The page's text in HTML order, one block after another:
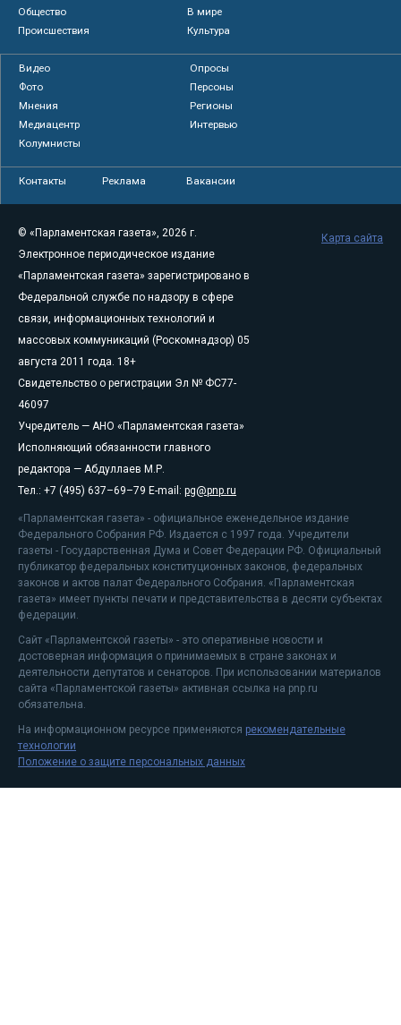
Общество
В мире
Происшествия
Культура
Видео
Опросы
Фото
Персоны
Мнения
Регионы
Медиацентр
Интервью
Колумнисты
Контакты Реклама Вакансии
© «Парламентская газета», 2026 г.
Электронное периодическое издание
«Парламентская газета» зарегистрировано в
Федеральной службе по надзору в сфере
связи, информационных технологий и
массовых коммуникаций (Роскомнадзор) 05
августа 2011 года. 18+
Свидетельство о регистрации Эл № ФС77-
46097
Учредитель — АНО «Парламентская газета»
Исполняющий обязанности главного
редактора — Абдуллаев М.Р.
Тел.: +7 (495) 637–69–79 E-mail: pg@pnp.ru
«Парламентская газета» - официальное еженедельное издание
Федерального Собрания РФ. Издается с 1997 года. Учредители
газеты - Государственная Дума и Совет Федерации РФ. Официальный
публикатор федеральных конституционных законов, федеральных
законов и актов палат Федерального Собрания. «Парламентская
газета» имеет пункты печати и представительства в десяти субъектах
федерации.
Сайт «Парламентской газеты» - это оперативные новости и
достоверная информация о принимаемых в стране законах и
деятельности депутатов и сенаторов. При использовании материалов
сайта «Парламентской газеты» активная ссылка на pnp.ru
обязательна.
На информационном ресурсе применяются рекомендательные
технологии
Положение о защите персональных данных
Карта сайта